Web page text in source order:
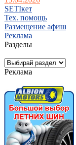
SETIкет
Тех. помощь
Размещение афиш
Реклама
Разделы
Реклама